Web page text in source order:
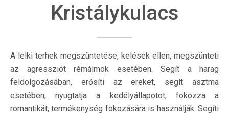
Kristálykulacs
A lelki terhek megszüntetése, kelések ellen, megszünteti
az agressziót rémálmok esetében. Segít a harag
feldolgozásában, erősíti az ereket, segít asztma
esetében, nyugtatja a kedélyállapotot, fokozza a
romantikát, termékenység fokozására is használják. Segíti